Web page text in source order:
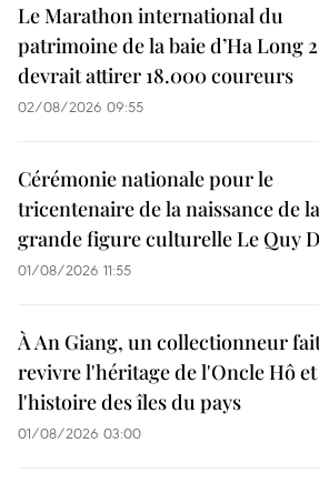
Le Marathon international du
patrimoine de la baie d’Ha Long
devrait attirer 18.000 coureurs
02/08/2026 09:55
Cérémonie nationale pour le
tricentenaire de la naissance de la
grande figure culturelle Le Quy
01/08/2026 11:55
À An Giang, un collectionneur
revivre l'héritage de l'Oncle Hô et
l'histoire des îles du pays
01/08/2026 03:00